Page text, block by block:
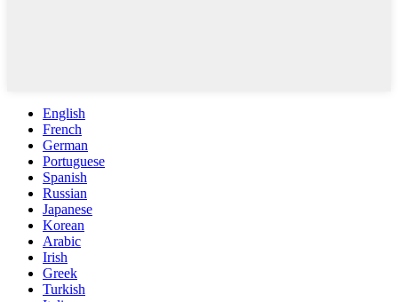
English
French
German
Portuguese
Spanish
Russian
Japanese
Korean
Arabic
Irish
Greek
Turkish